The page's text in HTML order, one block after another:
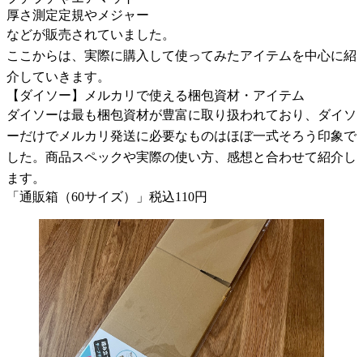
厚さ測定定規やメジャー
などが販売されていました。
ここからは、実際に購入して使ってみたアイテムを中心に紹
介していきます。
【ダイソー】メルカリで使える梱包資材・アイテム
ダイソーは最も梱包資材が豊富に取り扱われており、ダイソ
ーだけでメルカリ発送に必要なものはほぼ一式そろう印象で
した。商品スペックや実際の使い方、感想と合わせて紹介し
ます。
「通販箱（60サイズ）」税込110円